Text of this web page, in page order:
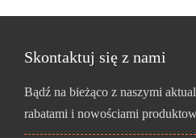
Skontaktuj się z nami
Bądź na bieżąco z naszymi
rabatami i nowościami